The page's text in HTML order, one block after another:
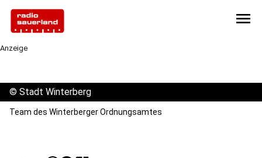
menu
Anzeige
© Stadt Winterberg
Team des Winterberger Ordnungsamtes